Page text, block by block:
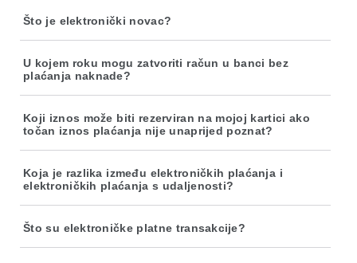
Što je elektronički novac?
U kojem roku mogu zatvoriti račun u banci bez
plaćanja naknade?
Koji iznos može biti rezerviran na mojoj kartici ako
točan iznos plaćanja nije unaprijed poznat?
Koja je razlika između elektroničkih plaćanja i
elektroničkih plaćanja s udaljenosti?
Što su elektroničke platne transakcije?